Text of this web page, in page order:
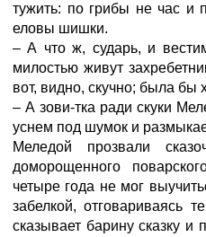
тужить: по грибы не час и
еловы шишки.
– А что ж, сударь, и
милостью живут
вот, видно, скучно; была бы
– А зови-тка ради скуки
уснем под шумок и
Меледой прозвали
доморощенного
четыре года не мог
забелкой, отговариваясь
сказывает барину сказку